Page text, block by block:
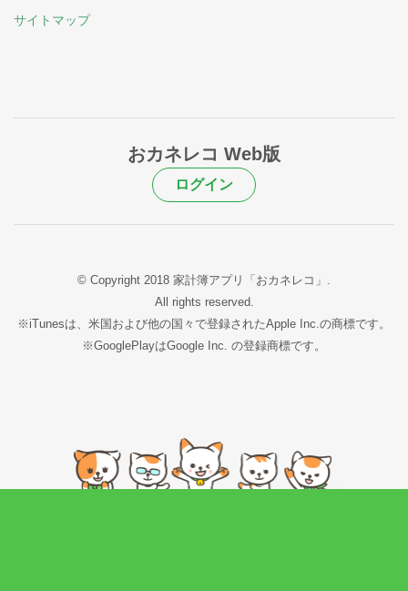
サイトマップ
おカネレコ Web版
ログイン
© Copyright 2018 家計簿アプリ「おカネレコ」.
All rights reserved.
※iTunesは、米国および他の国々で登録されたApple Inc.の商標です。
※GooglePlayはGoogle Inc. の登録商標です。